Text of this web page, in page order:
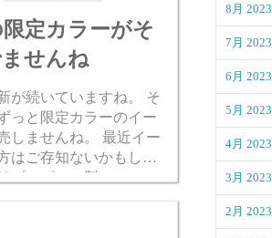
定カラーがそ
せんね
続いていますね。 そ
っと限定カラーのイー
んね。 最近イー
はご存知ないかもしれ
プロピレン製のシェル
カラーのイームズシェ
8月 2023
7月 2023
6月 2023
5月 2023
4月 2023
3月 2023
2月 2023